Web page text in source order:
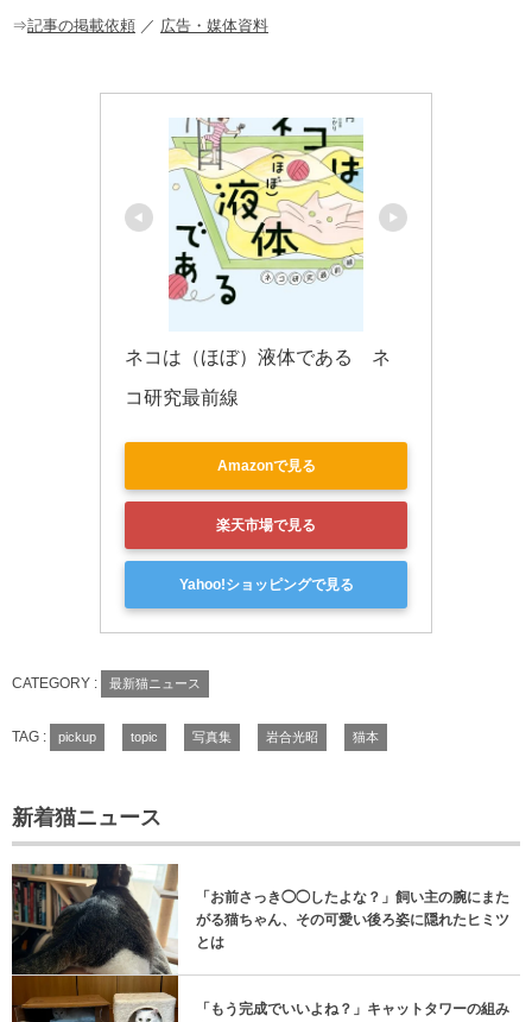
o
⇒記事の掲載依頼 ／ 広告・媒体資料
ネコは（ほぼ）液体である　ネ
コ研究最前線
Amazonで見る
楽天市場で見る
Yahoo!ショッピングで見る
CATEGORY : 最新猫ニュース
TAG : pickup topic 写真集 岩合光昭 猫本
新着猫ニュース
「お前さっき◯◯したよな？」飼い主の腕にまた
がる猫ちゃん、その可愛い後ろ姿に隠れたヒミツ
とは
「もう完成でいいよね？」キャットタワーの組み